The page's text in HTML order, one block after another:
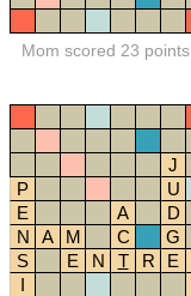
Mom scored 23 points
J
P
U
E
A D
N
A M C G
S
E N T R E
I